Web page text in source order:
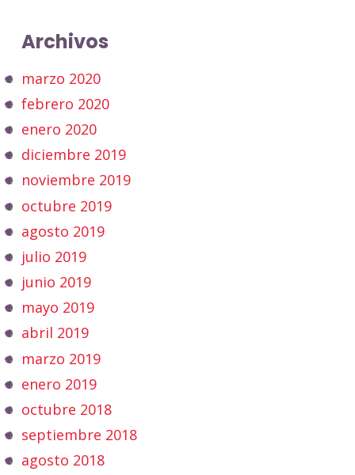
Archivos
marzo 2020
febrero 2020
enero 2020
diciembre 2019
noviembre 2019
octubre 2019
agosto 2019
julio 2019
junio 2019
mayo 2019
abril 2019
marzo 2019
enero 2019
octubre 2018
septiembre 2018
agosto 2018